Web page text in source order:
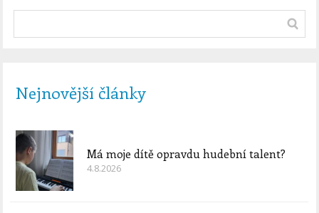
Nejnovější články
Má moje dítě opravdu hudební talent?
4.8.2026